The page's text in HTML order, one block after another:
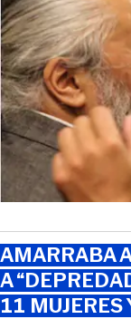
AMARRABA
A
11 MUJERES